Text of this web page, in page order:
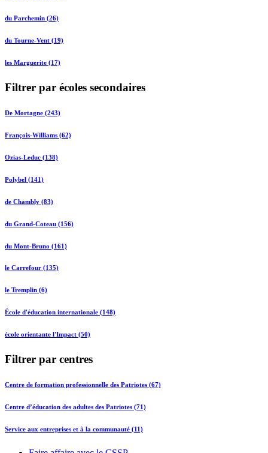
du Parchemin (26)
du Tourne-Vent (19)
les Marguerite (17)
Filtrer par écoles secondaires
De Mortagne (243)
François-Williams (62)
Ozias-Leduc (138)
Polybel (141)
de Chambly (83)
du Grand-Coteau (156)
du Mont-Bruno (161)
le Carrefour (135)
le Tremplin (6)
École d'éducation internationale (148)
école orientante l'Impact (50)
Filtrer par centres
Centre de formation professionnelle des Patriotes (67)
Centre d’éducation des adultes des Patriotes (71)
Service aux entreprises et à la communauté (11)